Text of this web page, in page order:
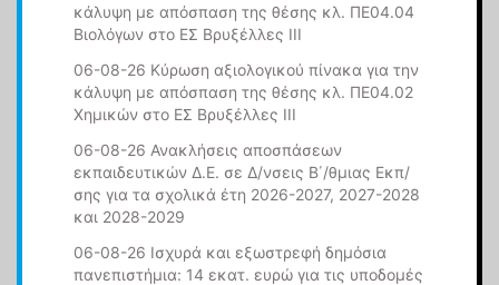
κάλυψη με απόσπαση της θέσης κλ. ΠΕ04.04
Βιολόγων στο ΕΣ Βρυξέλλες ΙΙΙ
06-08-26 Κύρωση αξιολογικού πίνακα για την
κάλυψη με απόσπαση της θέσης κλ. ΠΕ04.02
Χημικών στο ΕΣ Βρυξέλλες ΙΙΙ
06-08-26 Ανακλήσεις αποσπάσεων
εκπαιδευτικών Δ.Ε. σε Δ/νσεις Β΄/θμιας Εκπ/
σης για τα σχολικά έτη 2026-2027, 2027-2028
και 2028-2029
06-08-26 Ισχυρά και εξωστρεφή δημόσια
πανεπιστήμια: 14 εκατ. ευρώ για τις υποδομές